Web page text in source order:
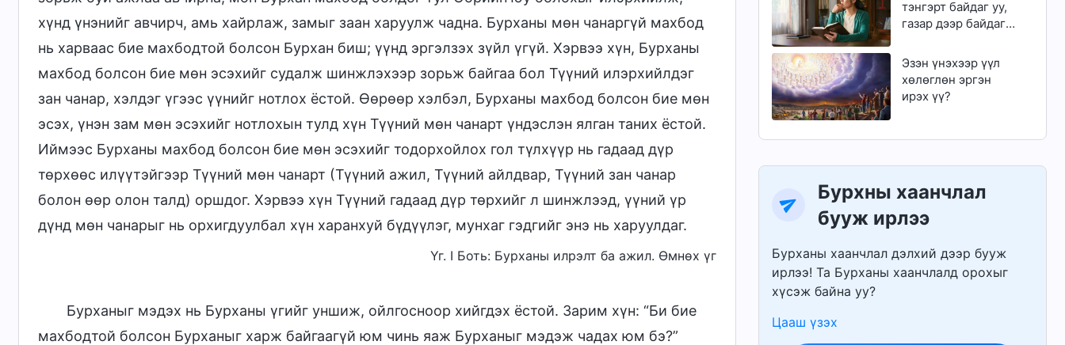
хүнд үнэнийг авчирч, амь хайрлаж, замыг заан харуулж чадна. Бурханы мөн чанаргүй махбод
нь харваас бие махбодтой болсон Бурхан биш; үүнд эргэлзэх зүйл үгүй. Хэрвээ хүн, Бурханы
махбод болсон бие мөн эсэхийг судалж шинжлэхээр зорьж байгаа бол Түүний илэрхийлдэг
зан чанар, хэлдэг үгээс үүнийг нотлох ёстой. Өөрөөр хэлбэл, Бурханы махбод болсон бие мөн
эсэх, үнэн зам мөн эсэхийг нотлохын тулд хүн Түүний мөн чанарт үндэслэн ялган таних ёстой.
Иймээс Бурханы махбод болсон бие мөн эсэхийг тодорхойлох гол түлхүүр нь гадаад дүр
төрхөөс илүүтэйгээр Түүний мөн чанарт (Түүний ажил, Түүний айлдвар, Түүний зан чанар
болон өөр олон талд) оршдог. Хэрвээ хүн Түүний гадаад дүр төрхийг л шинжлээд, үүний үр
дүнд мөн чанарыг нь орхигдуулбал хүн харанхуй бүдүүлэг, мунхаг гэдгийг энэ нь харуулдаг.
Үг. I Боть: Бурханы илрэлт ба ажил. Өмнөх үг
Бурханыг мэдэх нь Бурханы үгийг уншиж, ойлгосноор хийгдэх ёстой. Зарим хүн: “Би бие
махбодтой болсон Бурханыг харж байгаагүй юм чинь яаж Бурханыг мэдэж чадах юм бэ?”
тэнгэрт байдаг уу,
газар дээр байдаг
Эзэн үнэхээр үүл
хөлөглөн эргэн
ирэх үү?
Бурхны хаанчлал
бууж ирлээ
Бурханы хаанчлал дэлхий дээр бууж
ирлээ! Та Бурханы хаанчлалд орохыг
хүсэж байна уу?
Цааш үзэх